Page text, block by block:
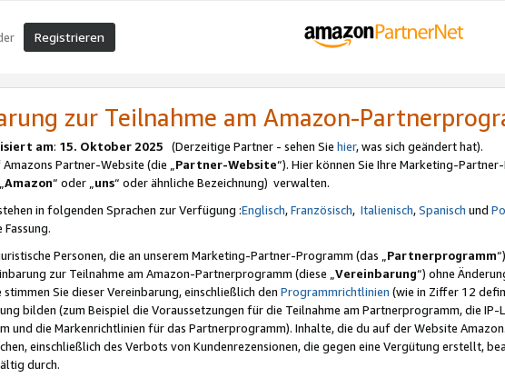
Registrieren
zur Teilnahme am Amazon-
am: 15. Oktober 2025 (Derzeitige Partner - sehen Sie hier, was sich geändert hat).
Partner-Website (die „Partner-Website“). Hier können Sie Ihre Marketing-
Amazon“ oder „uns“ oder ähnliche Bezeichnung) verwalten.
in folgenden Sprachen zur Verfügung :Englisch,Französisch, Italienisch,Spanisch und
Personen, die an unserem Marketing-Partner-Programm (das „Partnerprogramm
zur Teilnahme am Amazon-Partnerprogramm (diese „Vereinbarung“) ohne
Sie dieser Vereinbarung, einschließlich den Programmrichtlinien (wie in Ziffer 12
bilden (zum Beispiel die Voraussetzungen für die Teilnahme am Partnerprogramm, die
und die Markenrichtlinien für das Partnerprogramm). Inhalte, die du auf der Website
einschließlich des Verbots von Kundenrezensionen, die gegen eine Vergütung erstellt,
durch.